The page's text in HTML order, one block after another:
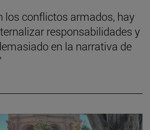
los conflictos armados, hay
responsabilidades y
en la narrativa de